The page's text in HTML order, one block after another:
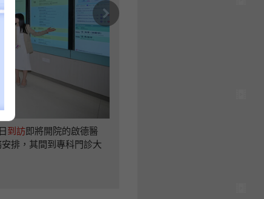
下一篇
到訪即將開院的啟德醫
排，其間到專科門診大